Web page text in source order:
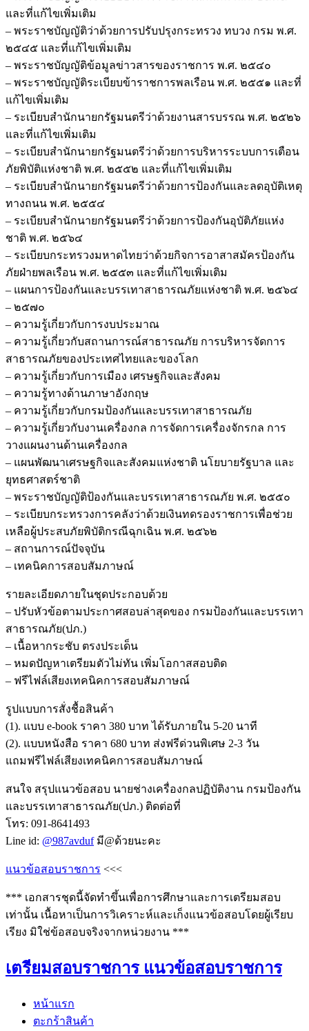
ชิ้น
และที่แก้ไขเพิ่มเติม
– พระราชบัญญัติว่าด้วยการปรับปรุงกระทรวง ทบวง กรม พ.ศ.
๒๕๔๕ และที่แก้ไขเพิ่มเติม
– พระราชบัญญัติข้อมูลข่าวสารของราชการ พ.ศ. ๒๕๔๐
– พระราชบัญญัติระเบียบข้าราชการพลเรือน พ.ศ. ๒๕๕๑ และที่
แก้ไขเพิ่มเติม
– ระเบียบสำนักนายกรัฐมนตรีว่าด้วยงานสารบรรณ พ.ศ. ๒๕๒๖
และที่แก้ไขเพิ่มเติม
– ระเบียบสำนักนายกรัฐมนตรีว่าด้วยการบริหารระบบการเตือน
ภัยพิบัติแห่งชาติ พ.ศ. ๒๕๕๒ และที่แก้ไขเพิ่มเติม
– ระเบียบสำนักนายกรัฐมนตรีว่าด้วยการป้องกันและลดอุบัติเหตุ
ทางถนน พ.ศ. ๒๕๕๔
– ระเบียบสำนักนายกรัฐมนตรีว่าด้วยการป้องกันอุบัติภัยแห่ง
ชาติ พ.ศ. ๒๕๖๔
– ระเบียบกระทรวงมหาดไทยว่าด้วยกิจการอาสาสมัครป้องกัน
ภัยฝ่ายพลเรือน พ.ศ. ๒๕๕๓ และที่แก้ไขเพิ่มเติม
– แผนการป้องกันและบรรเทาสาธารณภัยแห่งชาติ พ.ศ. ๒๕๖๔
– ๒๕๗๐
– ความรู้เกี่ยวกับการงบประมาณ
– ความรู้เกี่ยวกับสถานการณ์สาธารณภัย การบริหารจัดการ
สาธารณภัยของประเทศไทยและของโลก
– ความรู้เกี่ยวกับการเมือง เศรษฐกิจและสังคม
– ความรู้ทางด้านภาษาอังกฤษ
– ความรู้เกี่ยวกับกรมป้องกันและบรรเทาสาธารณภัย
– ความรู้เกี่ยวกับงานเครื่องกล การจัดการเครื่องจักรกล การ
วางแผนงานด้านเครื่องกล
– แผนพัฒนาเศรษฐกิจและสังคมแห่งชาติ นโยบายรัฐบาล และ
ยุทธศาสตร์ชาติ
– พระราชบัญญัติป้องกันและบรรเทาสาธารณภัย พ.ศ. ๒๕๕๐
– ระเบียบกระทรวงการคลังว่าด้วยเงินทดรองราชการเพื่อช่วย
เหลือผู้ประสบภัยพิบัติกรณีฉุกเฉิน พ.ศ. ๒๕๖๒
– สถานการณ์ปัจจุบัน
– เทคนิคการสอบสัมภาษณ์
รายละเอียดภายในชุดประกอบด้วย
– ปรับหัวข้อตามประกาศสอบล่าสุดของ กรมป้องกันและบรรเทา
สาธารณภัย(ปภ.)
– เนื้อหากระชับ ตรงประเด็น
– หมดปัญหาเตรียมตัวไม่ทัน เพิ่มโอกาสสอบติด
– ฟรีไฟล์เสียงเทคนิคการสอบสัมภาษณ์
รูปแบบการสั่งชื้อสินค้า
(1). แบบ e-book ราคา 380 บาท ได้รับภายใน 5-20 นาที
(2). แบบหนังสือ ราคา 680 บาท ส่งฟรีด่วนพิเศษ 2-3 วัน
แถมฟรีไฟล์เสียงเทคนิคการสอบสัมภาษณ์
สนใจ สรุปแนวข้อสอบ นายช่างเครื่องกลปฏิบัติงาน กรมป้องกัน
และบรรเทาสาธารณภัย(ปภ.) ติดต่อที่
โทร: 091-8641493
Line id: @987avdufมี@ด้วยนะคะ
แนวข้อสอบราชการ <<<
*** เอกสารชุดนี้จัดทำขึ้นเพื่อการศึกษาและการเตรียมสอบ
เท่านั้น เนื้อหาเป็นการวิเคราะห์และเก็งแนวข้อสอบโดยผู้เรียบ
เรียง มิใช่ข้อสอบจริงจากหน่วยงาน ***
เตรียมสอบราชการ แนวข้อสอบราชการ
หน้าแรก
ตะกร้าสินค้า